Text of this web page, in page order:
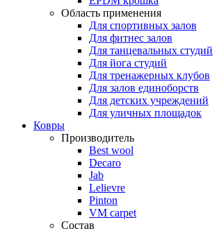
Область применения
Для спортивных залов
Для фитнес залов
Для танцевальных студий
Для йога студий
Для тренажерных клубов
Для залов единоборств
Для детских учреждений
Для уличных площадок
Ковры
Производитель
Best wool
Decaro
Jab
Lelievre
Pinton
VM carpet
Состав